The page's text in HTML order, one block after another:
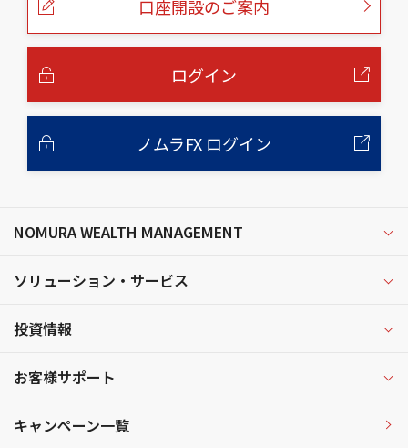
口座開設のご案内
ログイン
ノムラFX ログイン
NOMURA WEALTH MANAGEMENT
ソリューション・サービス
投資情報
お客様サポート
キャンペーン一覧